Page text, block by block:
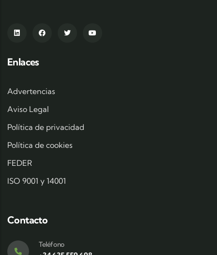
Enlaces
Advertencias
Aviso Legal
Política de privacidad
Política de cookies
FEDER
ISO 9001 y 14001
Contacto
Teléfono